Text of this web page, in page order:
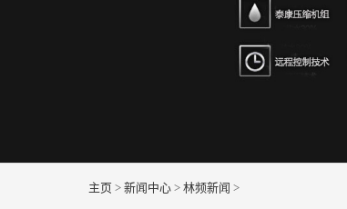
主页 > 新闻中心 > 林频新闻 >